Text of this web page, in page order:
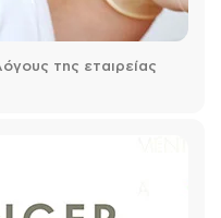
της εταιρείας